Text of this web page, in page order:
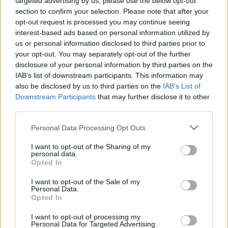
section to confirm your selection. Please note that after your
opt-out request is processed you may continue seeing
interest-based ads based on personal information utilized by
us or personal information disclosed to third parties prior to
your opt-out. You may separately opt-out of the further
disclosure of your personal information by third parties on the
IAB’s list of downstream participants. This information may
also be disclosed by us to third parties on the IAB’s List of
Downstream Participants that may further disclose it to other
Please note that this website/app uses one or more Google
not limited to your visit or usage behaviour. You may click to
grant or deny consent to Google and its third-party tags to
use your data for below specified purposes in below Google
consent section.
Personal Data Processing Opt Outs
I want to opt-out of the Sharing of my
personal data.
Opted In
I want to opt-out of the Sale of my
Personal Data.
Opted In
I want to opt-out of processing my
Personal Data for Targeted Advertising.
felhasználásával a legtávolabbra jutni. A [&hellip;]
FASTEST SLAP / 2018. MÁJ. 23.
Második alkalommal került